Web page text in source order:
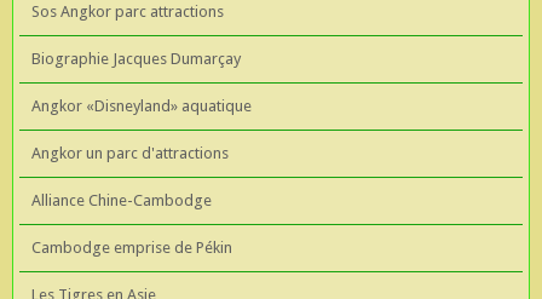
Sos Angkor parc attractions
Biographie Jacques Dumarçay
Angkor «Disneyland» aquatique
Angkor un parc d'attractions
Alliance Chine-Cambodge
Cambodge emprise de Pékin
Les Tigres en Asie